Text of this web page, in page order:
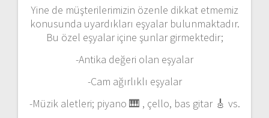
Yine de müşterilerimizin özenle dikkat etmemiz
konusunda uyardıkları eşyalar bulunmaktadır.
Bu özel eşyalar içine şunlar girmektedir;
-Antika değeri olan eşyalar
-Cam ağırlıklı eşyalar
-Müzik aletleri; piyano 🎹 , çello, bas gitar 🎸 vs.